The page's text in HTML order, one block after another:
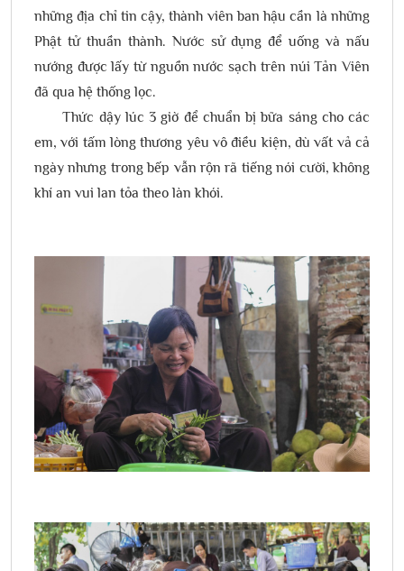
những địa chỉ tin cậy, thành viên ban hậu cần là những
Phật tử thuần thành. Nước sử dụng để uống và nấu
nướng được lấy từ nguồn nước sạch trên núi Tản Viên
đã qua hệ thống lọc.
Thức dậy lúc 3 giờ để chuẩn bị bữa sáng cho các
em, với tấm lòng thương yêu vô điều kiện, dù vất vả cả
ngày nhưng trong bếp vẫn rộn rã tiếng nói cười, không
khí an vui lan tỏa theo làn khói.